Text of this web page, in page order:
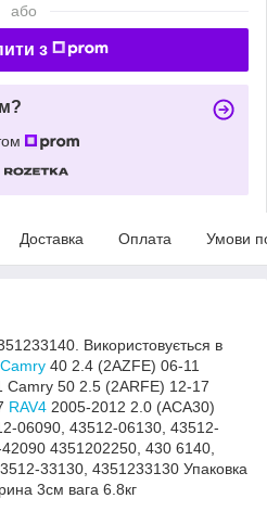
або
з
Доставка Оплата Умови
Використовується в
Camry 40 2.4 (2AZFE) 06-11
50 2.5 (2ARFE) 12-17
RAV4 2005-2012 2.0 (ACA30)
06090, 43512-06130, 43512-
4351202250, 430 6140,
33130, 4351233130 Упаковка
3см вага 6.8кг